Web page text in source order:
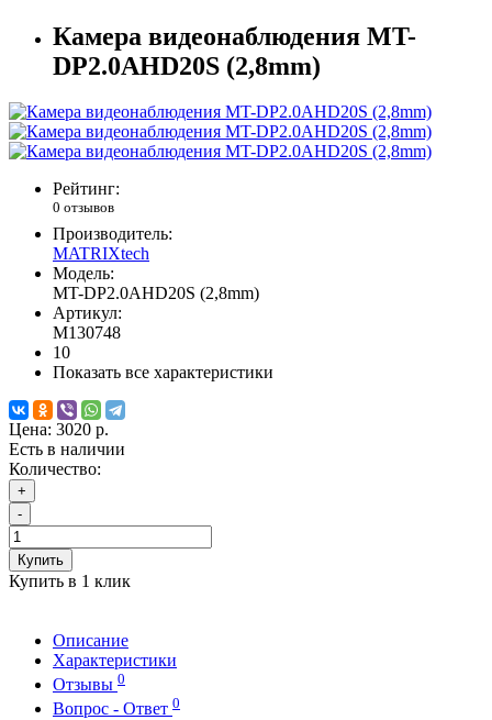
Камера видеонаблюдения MT-
DP2.0AHD20S (2,8mm)
Рейтинг:
0 отзывов
Производитель:
MATRIXtech
Модель:
MT-DP2.0AHD20S (2,8mm)
Артикул:
M130748
10
Показать все характеристики
Цена: 3020 р.
Есть в наличии
Количество:
+
-
Купить
Купить в 1 клик
Описание
Характеристики
Отзывы 0
Вопрос - Ответ 0